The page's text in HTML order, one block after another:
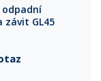
odpadní
a závit GL45